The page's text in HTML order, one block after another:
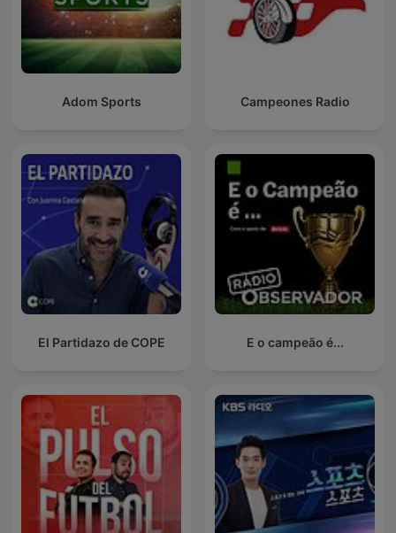
Adom Sports Campeones Radio
El Partidazo de COPE E o campeão é...